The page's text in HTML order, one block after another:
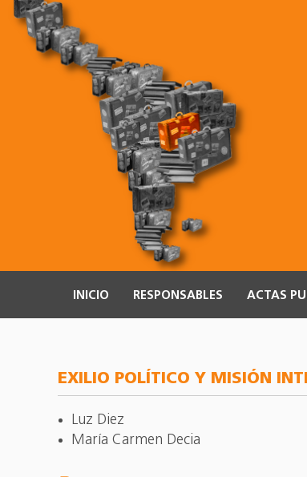
INICIO RESPONSABLES ACTAS
EXILIO POLÍTICO Y MISIÓN
Luz Diez
María Carmen Decia